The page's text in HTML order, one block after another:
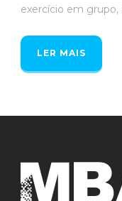
exercício em grupo,
LER MAIS